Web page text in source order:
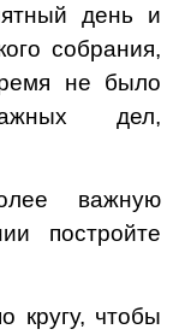
день и
собрания,
не было
дел,
важную
постройте
кругу, чтобы